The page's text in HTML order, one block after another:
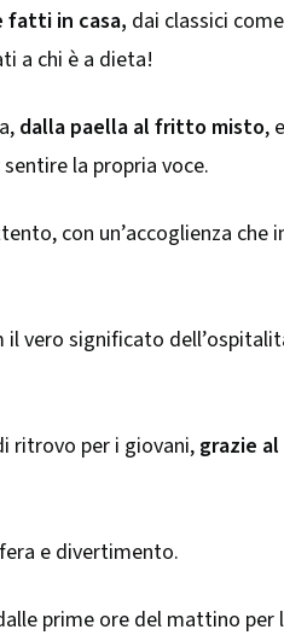
fatti in casa, dai classici
a chi è a dieta!
dalla paella al fritto misto,
la propria voce.
con un’accoglienza che
vero significato
ritrovo per i giovani,grazie
e divertimento.
prime ore del mattino